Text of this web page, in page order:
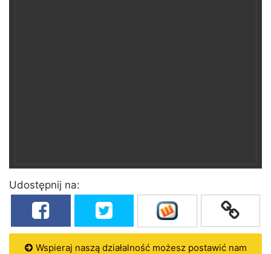
Udostępnij na:
Wspieraj naszą działalność możesz postawić nam